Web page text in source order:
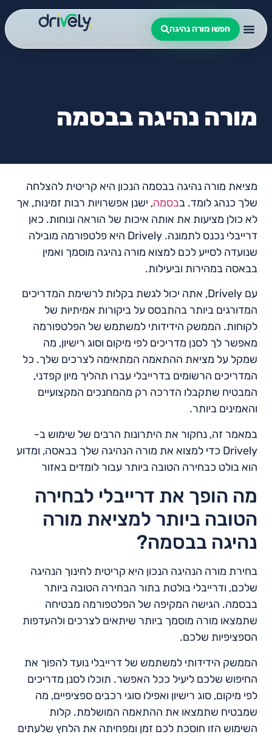
חפשו מורה נהיגה
מורה נהיגה בבסמה
מציאת מורה נהיגה בבסמה הנכון היא קריטית להצלחה
שלך כנהג לומד. בבסמה, ישנן אפשרויות רבות זמינות, אך
לא כולן מציעות את אותה איכות של הוראה ונוחות. כאן
דרייבלי נכנס לתמונה. Drively היא פלטפורמה מובילה
שנועדה לסייע לכם למצוא מורה נהיגה מוסמך ואמין
בבאסה במהירות וביעילות.
עם Drively, אתה יכול לגשת בקלות לרשימת המדריכים
המדורגים ביותר בהתבסס על ביקורות אמיתיות של
לקוחות. הממשק הידידותי למשתמש של הפלטפורמה
מאפשר לך לסנן מדריכים לפי מיקום וסוג רישיון, מה
שמקל על מציאת ההתאמה המתאימה לצרכים שלך. כל
המדריכים הרשומים בדרייבלי עברו תהליך מיון קפדני,
המבטיח שתקבלו הדרכה רק מהמחנכים המקצועיים
והאמינים ביותר.
במאמר זה, נחקור את היתרונות הרבים של שימוש ב-
Drively כדי למצוא את מורה הנהיגה שלך בבאסה, ומדוע
הוא בולט כבחירה הטובה ביותר עבור לומדים באזור
מה הופך את דרייבלי לבחירה
הטובה ביותר למציאת מורה
נהיגה בבסמה?
בחירת מורה הנהיגה הנכון היא קריטית לחינוך הנהיגה
שלכם, ודרייבלי בולטת בתור הבחירה הטובה ביותר
בבסמה. הגישה המקיפה של הפלטפורמה מבטיחה
שתמצאו מורה מוסמך ביותר שיתאים לצרכים ולהעדפות
הספציפיות שלכם.
הממשק הידידותי למשתמש של דרייבלי נועד להפוך את
החיפוש שלכם ליעיל ככל האפשר. תוכלו לסנן מדריכים
לפי מיקום, סוג רישיון ואפילו סוגי רכבים ספציפיים, מה
שמבטיח שתמצאו את ההתאמה המושלמת. קלות
השימוש הזו חוסכת לכם זמן ומפחיתה את הלחץ שלעתים